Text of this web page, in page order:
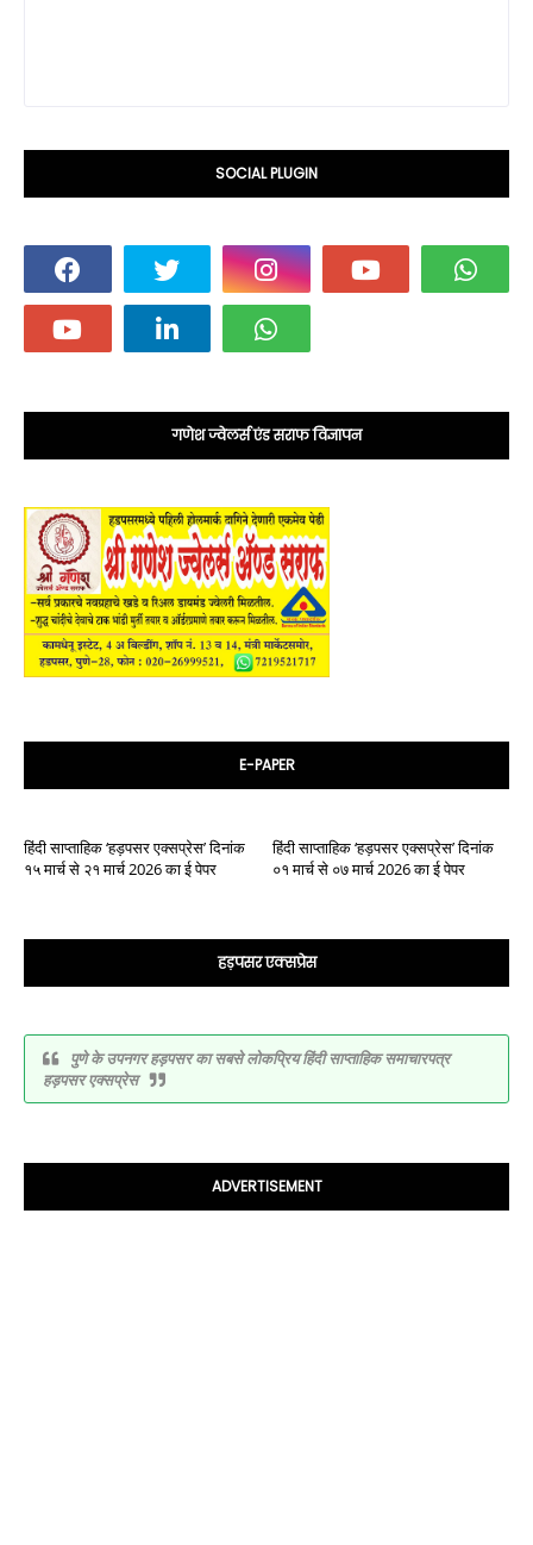
SOCIAL PLUGIN
गणेश ज्वेलर्स एंड सराफ विज्ञापन
E-PAPER
हिंदी साप्ताहिक ‘हड़पसर एक्सप्रेस’ दिनांक
१५ मार्च से २१ मार्च 2026 का ई पेपर
हिंदी साप्ताहिक ‘हड़पसर एक्सप्रेस’ दिनांक
०१ मार्च से ०७ मार्च 2026 का ई पेपर
हड़पसर एक्सप्रेस
पुणे के उपनगर हड़पसर का सबसे लोकप्रिय हिंदी साप्ताहिक समाचारपत्र
हड़पसर एक्सप्रेस
ADVERTISEMENT